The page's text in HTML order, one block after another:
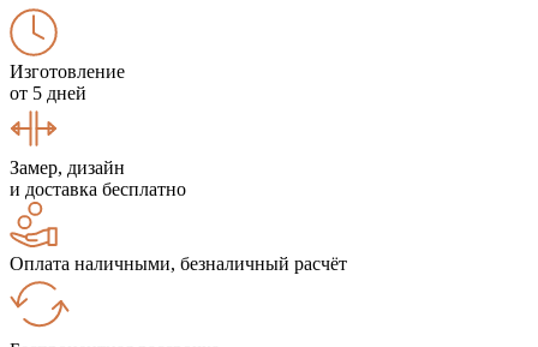
Изготовление
от 5 дней
Замер, дизайн
и доставка бесплатно
Оплата наличными, безналичный расчёт